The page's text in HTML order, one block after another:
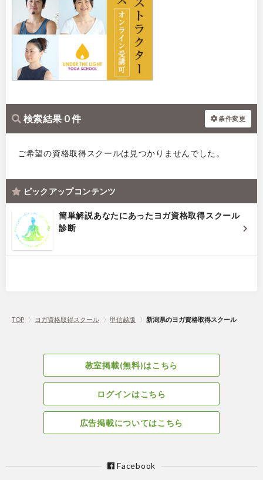
検索結果 0 件 条件変更
ご希望の資格取得スクールは見つかりませんでした。
ピックアップコンテンツ
簡単解説あなたにあったヨガ資格取得スクール
診断
TOP 〉 ヨガ資格取得スクール 〉 甲信越版 〉 新潟県のヨガ資格取得スクール
教室掲載(無料)はこちら
ログインはこちら
広告掲載についてはこちら
Facebook